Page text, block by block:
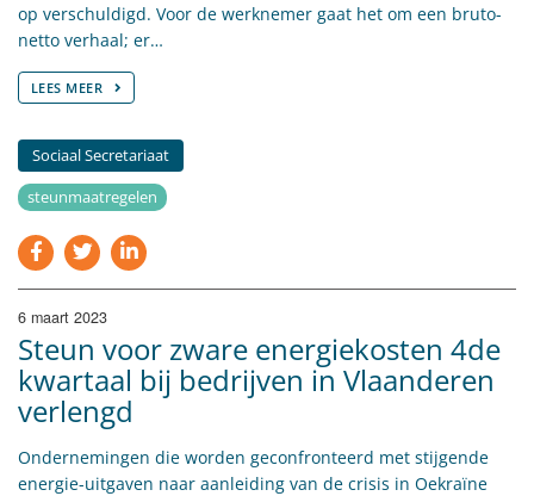
op verschuldigd. Voor de werknemer gaat het om een bruto-
netto verhaal; er…
LEES MEER
Sociaal Secretariaat
steunmaatregelen
6 maart 2023
Steun voor zware energiekosten 4de
kwartaal bij bedrijven in Vlaanderen
verlengd
Ondernemingen die worden geconfronteerd met stijgende
energie-uitgaven naar aanleiding van de crisis in Oekraïne